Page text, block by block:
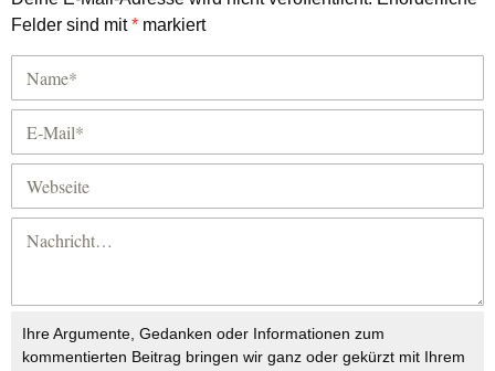
Felder sind mit* markiert
Ihre Argumente, Gedanken oder Informationen zum
kommentierten Beitrag bringen wir ganz oder gekürzt mit Ihrem